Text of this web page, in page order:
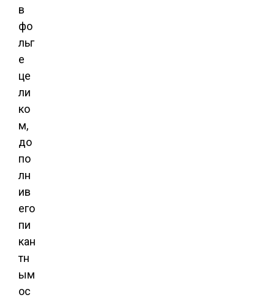
в
фо
льг
е
це
ли
ко
м,
до
по
лн
ив
его
пи
кан
тн
ым
ос